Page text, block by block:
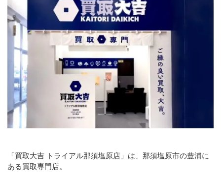
「買取大吉 トライアル那須塩原店」は、那須塩原市の豊浦に
ある買取専門店。